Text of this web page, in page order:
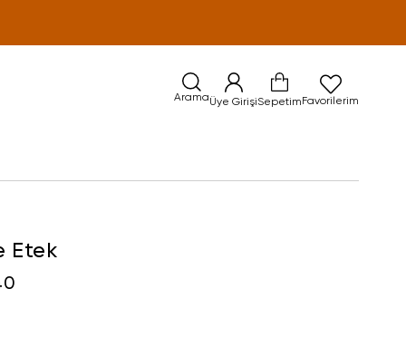
AramaÜye GirişiSepetim Favorilerim
Etek